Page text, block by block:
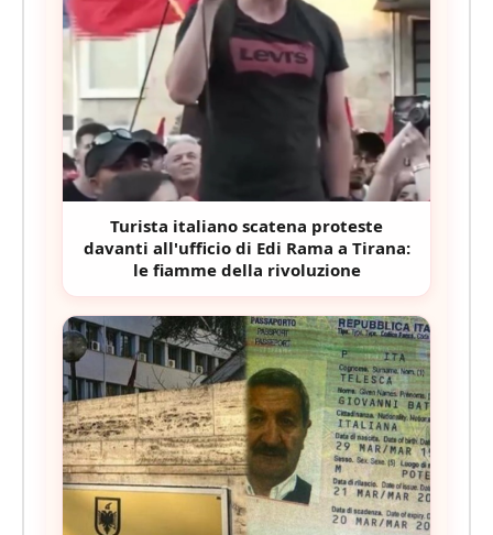
Turista italiano scatena proteste
davanti all'ufficio di Edi Rama a Tirana:
le fiamme della rivoluzione